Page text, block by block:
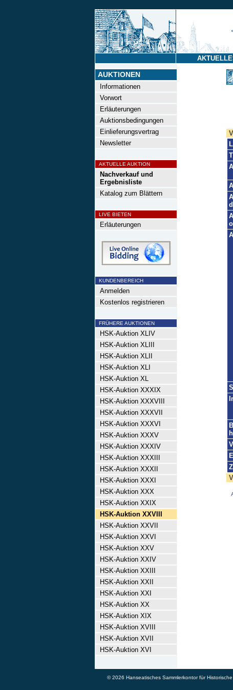
AUKTIONEN
Informationen
Vorwort
Erläuterungen
Auktionsbedingungen
Einlieferungsvertrag
Newsletter
AKTUELLE AUKTION
Nachverkauf und
Ergebnisliste
Katalog zum Blättern
LIVE BIETEN
Erläuterungen
KUNDENBEREICH
Anmelden
Kostenlos registrieren
FRÜHERE AUKTIONEN
HSK-Auktion XLIV
HSK-Auktion XLIII
HSK-Auktion XLII
HSK-Auktion XLI
HSK-Auktion XL
HSK-Auktion XXXIX
HSK-Auktion XXXVIII
HSK-Auktion XXXVII
HSK-Auktion XXXVI
HSK-Auktion XXXV
HSK-Auktion XXXIV
HSK-Auktion XXXIII
HSK-Auktion XXXII
HSK-Auktion XXXI
HSK-Auktion XXX
HSK-Auktion XXIX
HSK-Auktion XXVIII
HSK-Auktion XXVII
HSK-Auktion XXVI
HSK-Auktion XXV
HSK-Auktion XXIV
HSK-Auktion XXIII
HSK-Auktion XXII
HSK-Auktion XXI
HSK-Auktion XX
HSK-Auktion XIX
HSK-Auktion XVIII
HSK-Auktion XVII
HSK-Auktion XVI
© 2026 Hanseatisches Sammlerkontor für